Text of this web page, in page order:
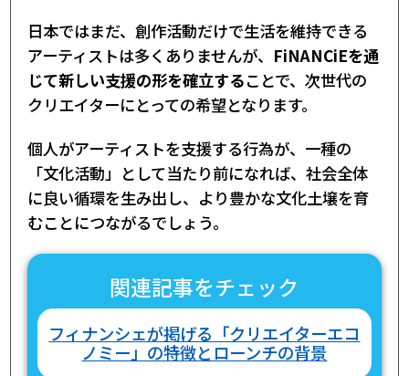
日本ではまだ、創作活動だけで生活を維持できる
アーティストは多くありませんが、 FiNANCiEを通
じて新しい支援の形を確立することで、次世代の
クリエイターにとっての希望となります。
個人がアーティストを支援する行為が、一種の
「文化活動」として当たり前になれば、社会全体
に良い循環を生み出し、より豊かな文化土壌を育
むことにつながるでしょう。
関連記事をチェック
フィナンシェが掲げる「クリエイターエコ
ノミー」の特徴とローンチの背景